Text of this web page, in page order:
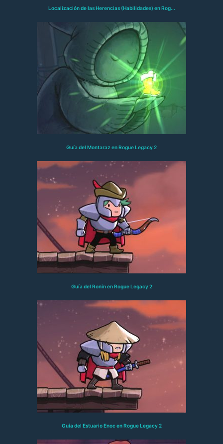
Localización de las Herencias (Habilidades) en Rog...
Guía del Montaraz en Rogue Legacy 2
Guía del Ronin en Rogue Legacy 2
Guía del Estuario Enoc en Rogue Legacy 2